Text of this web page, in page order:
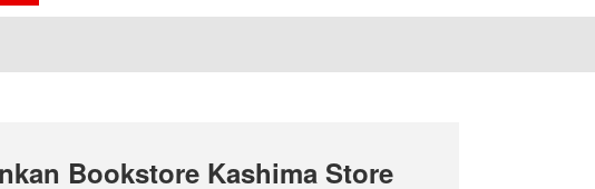
Bookstore Kashima Store